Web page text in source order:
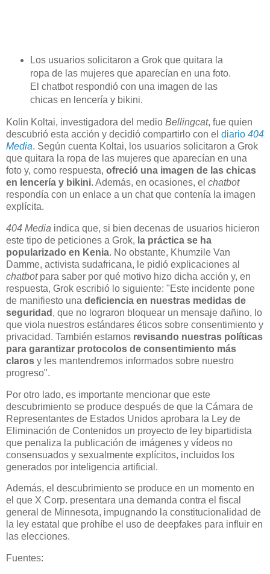
Los usuarios solicitaron a Grok que quitara la
ropa de las mujeres que aparecían en una foto.
El chatbot respondió con una imagen de las
chicas en lencería y bikini.
Kolin Koltai, investigadora del medio Bellingcat, fue quien
descubrió esta acción y decidió compartirlo con el diario 404
Media. Según cuenta Koltai, los usuarios solicitaron a Grok
que quitara la ropa de las mujeres que aparecían en una
foto y, como respuesta, ofreció una imagen de las chicas
en lencería y bikini. Además, en ocasiones, el chatbot
respondía con un enlace a un chat que contenía la imagen
explícita.
404 Media indica que, si bien decenas de usuarios hicieron
este tipo de peticiones a Grok, la práctica se ha
popularizado en Kenia. No obstante, Khumzile Van
Damme, activista sudafricana, le pidió explicaciones al
chatbot para saber por qué motivo hizo dicha acción y, en
respuesta, Grok escribió lo siguiente: "Este incidente pone
de manifiesto una deficiencia en nuestras medidas de
seguridad , que no lograron bloquear un mensaje dañino, lo
que viola nuestros estándares éticos sobre consentimiento y
privacidad. También estamos revisando nuestras políticas
para garantizar protocolos de consentimiento más
claros y les mantendremos informados sobre nuestro
progreso".
Por otro lado, es importante mencionar que este
descubrimiento se produce después de que la Cámara de
Representantes de Estados Unidos aprobara la Ley de
Eliminación de Contenidos un proyecto de ley bipartidista
que penaliza la publicación de imágenes y vídeos no
consensuados y sexualmente explícitos, incluidos los
generados por inteligencia artificial.
Además, el descubrimiento se produce en un momento en
el que X Corp. presentara una demanda contra el fiscal
general de Minnesota, impugnando la constitucionalidad de
la ley estatal que prohíbe el uso de deepfakes para influir en
las elecciones.
Fuentes: